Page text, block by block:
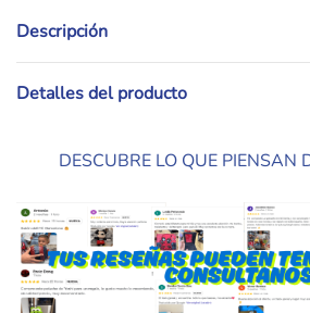
Descripción
Detalles del producto
DESCUBRE LO QUE PIENSAN